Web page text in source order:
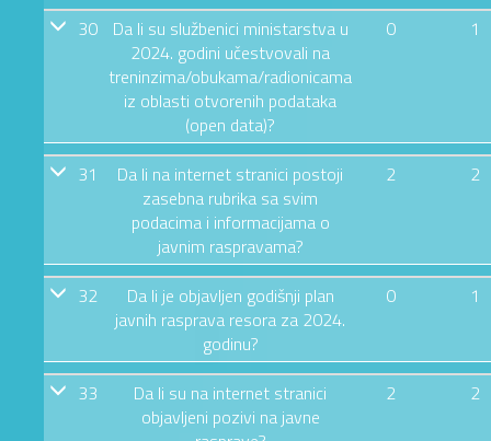
30
Da li su službenici ministarstva u
2024. godini učestvovali na
treninzima/obukama/radionicama
iz oblasti otvorenih podataka
(open data)?
0 1
31
Da li na internet stranici postoji
zasebna rubrika sa svim
podacima i informacijama o
javnim raspravama?
2 2
32
Da li je objavljen godišnji plan
javnih rasprava resora za 2024.
godinu?
0 1
33
Da li su na internet stranici
objavljeni pozivi na javne
2 2